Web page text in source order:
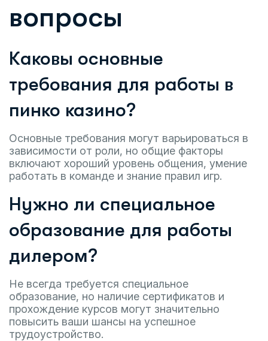
вопросы
Каковы основные
требования для работы в
пинко казино?
Основные требования могут варьироваться в
зависимости от роли, но общие факторы
включают хороший уровень общения, умение
работать в команде и знание правил игр.
Нужно ли специальное
образование для работы
дилером?
Не всегда требуется специальное
образование, но наличие сертификатов и
прохождение курсов могут значительно
повысить ваши шансы на успешное
трудоустройство.